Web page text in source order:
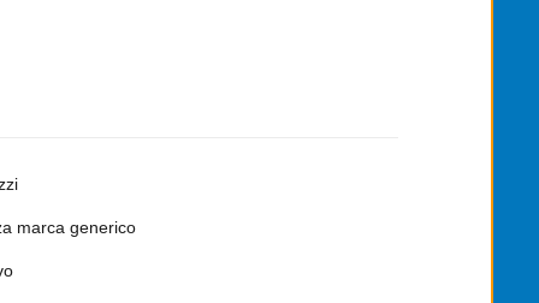
marca generico